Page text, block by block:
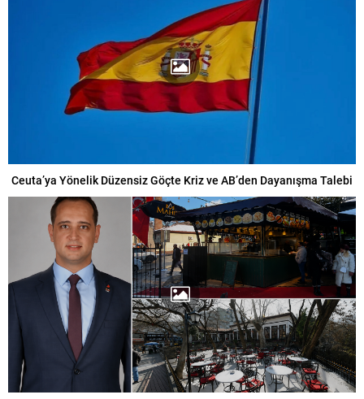
Ceuta’ya Yönelik Düzensiz Göçte Kriz ve AB’den Dayanışma Talebi